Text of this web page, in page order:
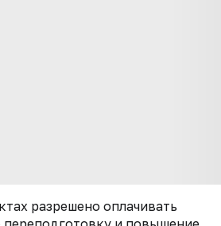
разрешено оплачивать